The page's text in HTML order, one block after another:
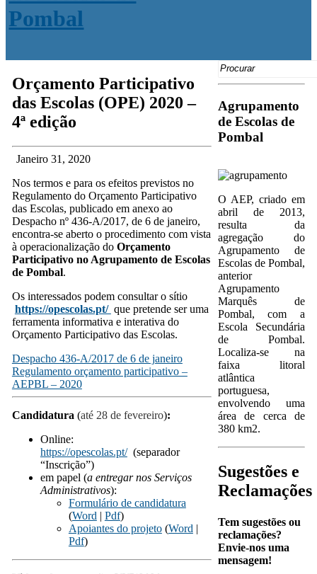
Orçamento Participativo
das Escolas (OPE) 2020 –
4ª edição
Janeiro 31, 2020
Nos termos e para os efeitos previstos no
Regulamento do Orçamento Participativo
das Escolas, publicado em anexo ao
Despacho nº 436-A/2017, de 6 de janeiro,
encontra-se aberto o procedimento com vista
à operacionalização do Orçamento
Participativo no Agrupamento de Escolas
de Pombal.
Os interessados podem consultar o sítio
https://opescolas.pt/ que pretende ser uma
ferramenta informativa e interativa do
Orçamento Participativo das Escolas.
Despacho 436-A/2017 de 6 de janeiro
Regulamento orçamento participativo –
AEPBL – 2020
Candidatura (até 28 de fevereiro):
Online:
https://opescolas.pt/(separador
“Inscrição”)
em papel (a entregar nos Serviços
Administrativos):
Formulário de candidatura
(Word | Pdf)
Apoiantes do projeto(Word |
Pdf)
Search
Agrupamento
de Escolas de
Pombal
O AEP, criado em
abril de 2013,
resulta da
agregação do
Agrupamento de
Escolas de Pombal,
anterior
Agrupamento
Marquês de
Pombal, com a
Escola Secundária
de Pombal.
Localiza-se na
faixa litoral
atlântica
portuguesa,
envolvendo uma
área de cerca de
380 km2.
Sugestões e
Reclamações
Tem sugestões ou
reclamações?
Envie-nos uma
mensagem!